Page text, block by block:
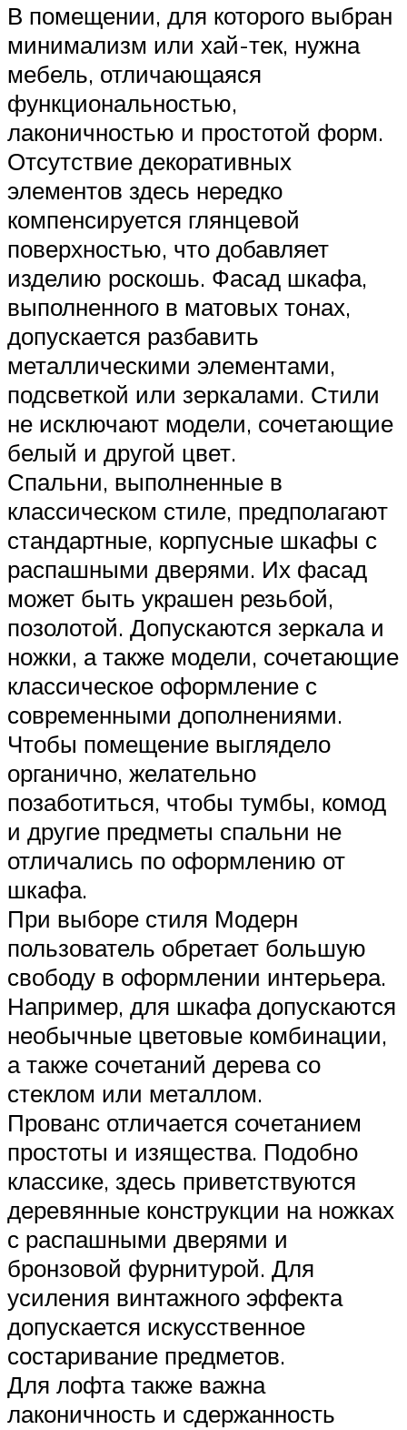
В помещении, для которого выбран
минимализм или хай-тек, нужна
мебель, отличающаяся
функциональностью,
лаконичностью и простотой форм.
Отсутствие декоративных
элементов здесь нередко
компенсируется глянцевой
поверхностью, что добавляет
изделию роскошь. Фасад шкафа,
выполненного в матовых тонах,
допускается разбавить
металлическими элементами,
подсветкой или зеркалами. Стили
не исключают модели, сочетающие
белый и другой цвет.
Спальни, выполненные в
классическом стиле, предполагают
стандартные, корпусные шкафы с
распашными дверями. Их фасад
может быть украшен резьбой,
позолотой. Допускаются зеркала и
ножки, а также модели, сочетающие
классическое оформление с
современными дополнениями.
Чтобы помещение выглядело
органично, желательно
позаботиться, чтобы тумбы, комод
и другие предметы спальни не
отличались по оформлению от
шкафа.
При выборе стиля Модерн
пользователь обретает большую
свободу в оформлении интерьера.
Например, для шкафа допускаются
необычные цветовые комбинации,
а также сочетаний дерева со
стеклом или металлом.
Прованс отличается сочетанием
простоты и изящества. Подобно
классике, здесь приветствуются
деревянные конструкции на ножках
с распашными дверями и
бронзовой фурнитурой. Для
усиления винтажного эффекта
допускается искусственное
состаривание предметов.
Для лофта также важна
лаконичность и сдержанность